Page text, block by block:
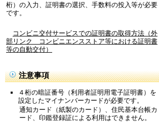
桁）の入力、証明書の選択、手数料の投入等が必要
です。
コンビニ交付サービスでの証明書の取得方法（外
部リンク コンビニエンスストア等における証明書
等の自動交付）
注意事項
４桁の暗証番号（利用者証明用電子証明書）を
設定したマイナンバーカードが必要です。
通知カード（紙製のカード）、住民基本台帳カ
ード、印鑑登録証による利用はできません。